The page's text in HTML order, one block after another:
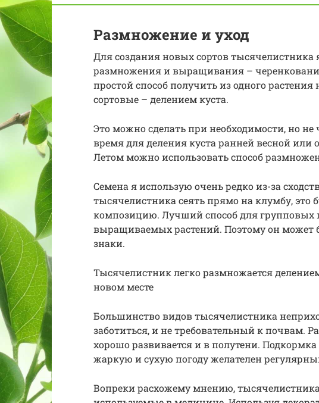
Размножение и уход
Для создания новых сортов тысячелистника
размножения и выращивания –
простой способ получить из одного растения
сортовые – делением куста.
Это можно сделать при необходимости, но
время для деления куста ранней весной или
Летом можно использовать способ
Семена я использую очень редко из-за
тысячелистника сеять прямо на клумбу, это
композицию. Лучший способ для групповых
выращиваемых растений. Поэтому он может
знаки.
Тысячелистник легко размножается
новом месте
Большинство видов тысячелистника
заботиться, и не требовательный к почвам.
хорошо развивается и в полутени. Подкормка
жаркую и сухую погоду желателен
Вопреки расхожему мнению,